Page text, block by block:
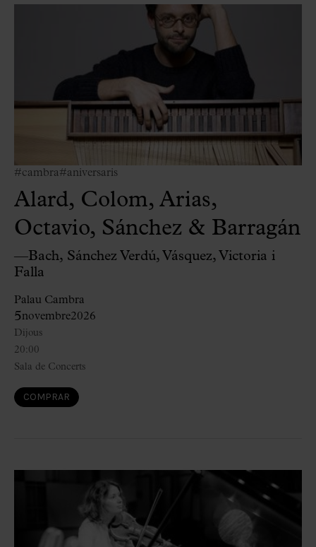
#cambra#aniversaris
Alard, Colom, Arias,
Octavio, Sánchez & Barragán
—Bach, Sánchez Verdú, Vásquez, Victoria i
Falla
Palau Cambra
5novembre2026
20:00
Dijous
Sala de Concerts
COMPRAR